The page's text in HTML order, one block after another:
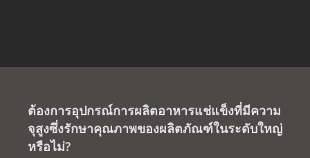
ต้องการอุปกรณ์การผลิตอาหารแช่แข็งที่มีความ
จุสูงซึ่งรักษาคุณภาพของผลิตภัณฑ์ในระดับใหญ่
หรือไม่?